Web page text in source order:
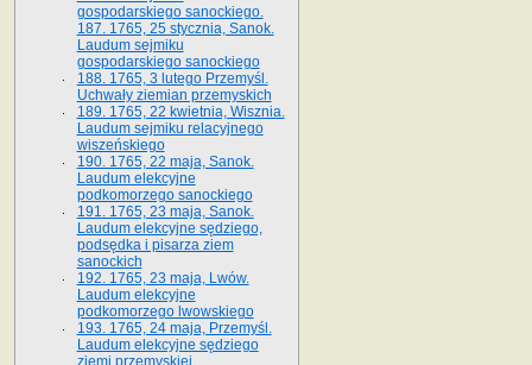
gospodarskiego sanockiego.
187. 1765, 25 stycznia, Sanok.
Laudum sejmiku
gospodarskiego sanockiego
188. 1765, 3 lutego Przemyśl.
Uchwały ziemian przemyskich
189. 1765, 22 kwietnia, Wisznia.
Laudum sejmiku relacyjnego
wiszeńskiego
190. 1765, 22 maja, Sanok.
Laudum elekcyjne
podkomorzego sanockiego
191. 1765, 23 maja, Sanok.
Laudum elekcyjne sędziego,
podsędka i pisarza ziem
sanockich
192. 1765, 23 maja, Lwów.
Laudum elekcyjne
podkomorzego lwowskiego
193. 1765, 24 maja, Przemyśl.
Laudum elekcyjne sędziego
ziemi przemyskiej